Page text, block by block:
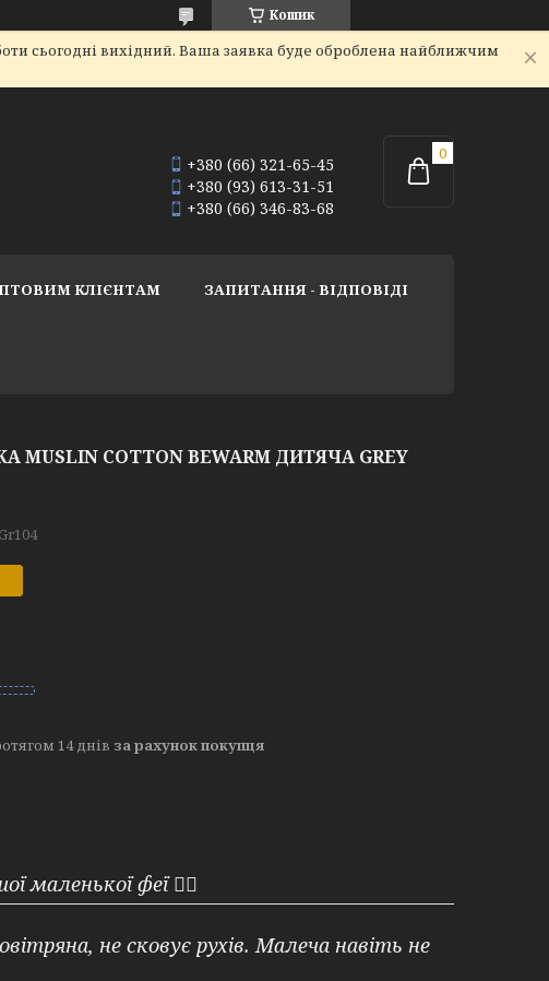
Кошик
сьогодні вихідний. Ваша заявка буде оброблена найближчим
+380 (66) 321-65-45
+380 (93) 613-31-51
+380 (66) 346-83-68
КЛІЄНТАМ ЗАПИТАННЯ - ВІДПОВІДІ
MUSLIN COTTON BEWARM ДИТЯЧА GREY
14 днів за рахунок покупця
маленької феї🧚‍♀️
не сковує рухів. Малеча навіть не